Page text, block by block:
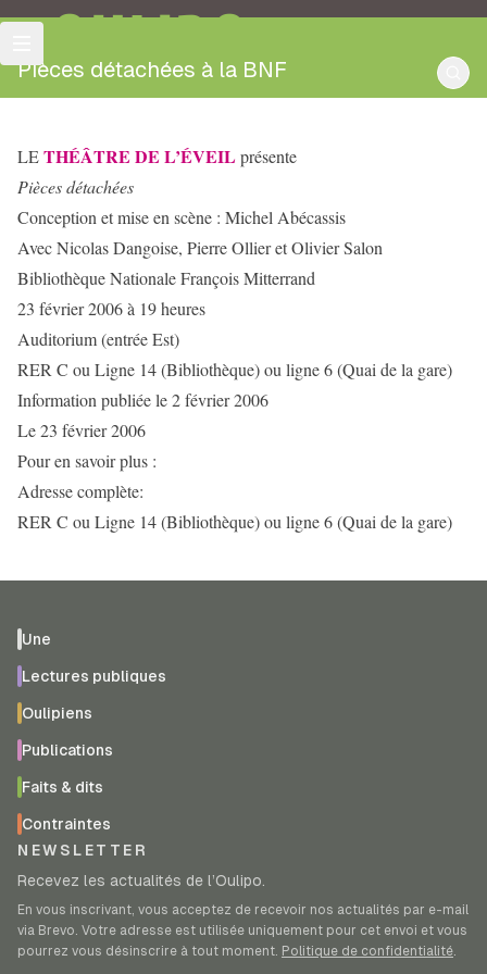
OULIPO
Pièces détachées à la BNF
LETHÉÂTRE DE L’ÉVEILprésente
Pièces détachées
Conception et mise en scène : Michel Abécassis
Avec Nicolas Dangoise, Pierre Ollier et Olivier Salon
Bibliothèque Nationale François Mitterrand
23 février 2006 à 19 heures
Auditorium (entrée Est)
RER C ou Ligne 14 (Bibliothèque) ou ligne 6 (Quai de la gare)
Information publiée le 2 février 2006
Le 23 février 2006
Pour en savoir plus :
Adresse complète:
RER C ou Ligne 14 (Bibliothèque) ou ligne 6 (Quai de la gare)
Une
Lectures publiques
Oulipiens
Publications
Faits & dits
Contraintes
NEWSLETTER
Recevez les actualités de l’Oulipo.
En vous inscrivant, vous acceptez de recevoir nos actualités par e-mail
via Brevo. Votre adresse est utilisée uniquement pour cet envoi et vous
pourrez vous désinscrire à tout moment. Politique de confidentialité.